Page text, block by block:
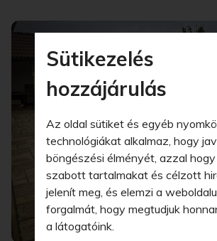
Sütikezelés
hozzájárulás
Az oldal sütiket és egyéb
technológiákat alkalmaz, hogy
böngészési élményét, azzal
szabott tartalmakat és célzott
jelenít meg, és elemzi a
forgalmát, hogy megtudjuk
a látogatóink.